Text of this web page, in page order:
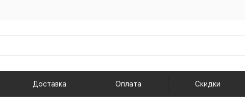
Доставка Оплата Скидки